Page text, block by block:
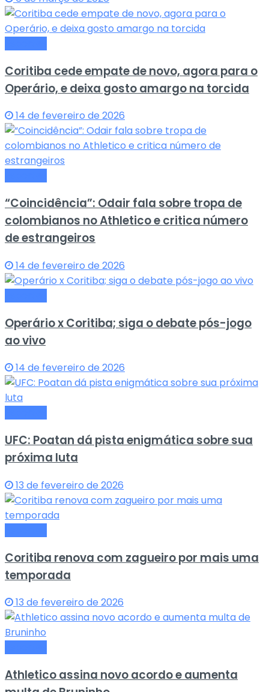
Coritiba cede empate de novo, agora para o
Operário, e deixa gosto amargo na torcida
14 de fevereiro de 2026
“Coincidência”: Odair fala sobre tropa de
colombianos no Athletico e critica número
de estrangeiros
14 de fevereiro de 2026
Operário x Coritiba; siga o debate pós-jogo
ao vivo
14 de fevereiro de 2026
UFC: Poatan dá pista enigmática sobre sua
próxima luta
13 de fevereiro de 2026
Coritiba renova com zagueiro por mais uma
temporada
13 de fevereiro de 2026
Athletico assina novo acordo e aumenta